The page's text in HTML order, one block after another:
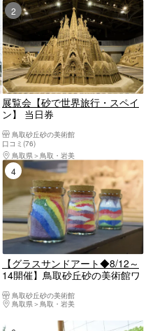
2位
展覧会【砂で世界旅行・スペイ
ン】 当日券
鳥取砂丘砂の美術館
口コミ(76)
鳥取県
鳥取・岩美
4位
【グラスサンドアート◆8/12～
14開催】鳥取砂丘砂の美術館ワ
鳥取砂丘砂の美術館
鳥取県
鳥取・岩美